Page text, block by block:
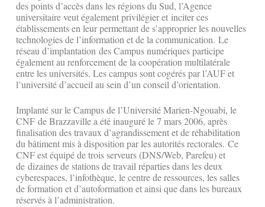
des points d’accès dans les régions du Sud, l’Agence
universitaire veut également privilégier et inciter ces
établissements en leur permettant de s’approprier les nouvelles
technologies de l’information et de la communication. Le
réseau d’implantation des Campus numériques participe
également au renforcement de la coopération multilatérale
entre les universités. Les campus sont cogérés par l’AUF et
l’université d’accueil au sein d’un conseil d’orientation.
Implanté sur le Campus de l’Université Marien-Ngouabi, le
CNF de Brazzaville a été inauguré le 7 mars 2006, après
finalisation des travaux d’agrandissement et de réhabilitation
du bâtiment mis à disposition par les autorités rectorales. Ce
CNF est équipé de trois serveurs (DNS/Web, Parefeu) et
de dizaines de stations de travail réparties dans les deux
cyberespaces, l’infothèque, le centre de ressources, les salles
de formation et d’autoformation et ainsi que dans les bureaux
réservés à l’administration.